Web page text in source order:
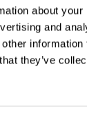
about
and
information
they’ve